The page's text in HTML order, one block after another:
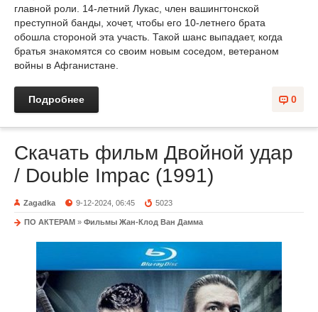
главной роли. 14-летний Лукас, член вашингтонской
преступной банды, хочет, чтобы его 10-летнего брата
обошла стороной эта участь. Такой шанс выпадает, когда
братья знакомятся со своим новым соседом, ветераном
войны в Афганистане.
0
Подробнее
Скачать фильм Двойной удар
/ Double Impac (1991)
Zagadka 9-12-2024, 06:45 5023
ПО АКТЕРАМ » Фильмы Жан-Клод Ван Дамма